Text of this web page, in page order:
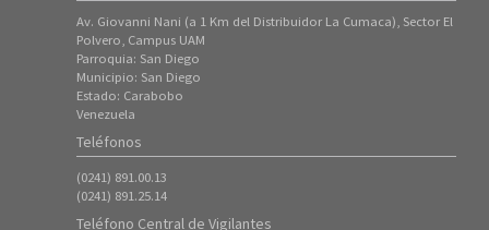
01/Feb/2026
Instrucciones para proceso de PreInscripción (Nuevos Ingresos
Período 20261)
ATENCIÓN ---- Inscripción de Estudiantes Regulares en el Período
08/Oct/2025
Av. Giovanni Nani (a 1 Km del Distribuidor La Cumaca), Sector El
Polvero, Campus UAM
Parroquia: San Diego
Municipio: San Diego
Estado: Carabobo
Venezuela
Teléfonos
(0241) 891.00.13
(0241) 891.25.14
Teléfono Central de Vigilantes